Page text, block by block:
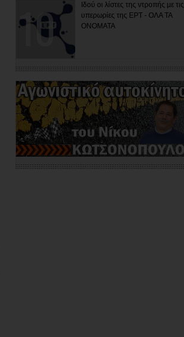
Ιδού οι λίστες της ντροπής με τις
υπερωρίες της ΕΡΤ - ΟΛΑ ΤΑ
ΟΝΟΜΑΤΑ